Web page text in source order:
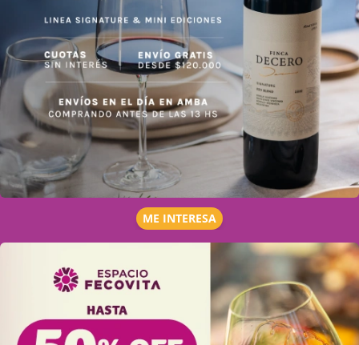
ME INTERESA